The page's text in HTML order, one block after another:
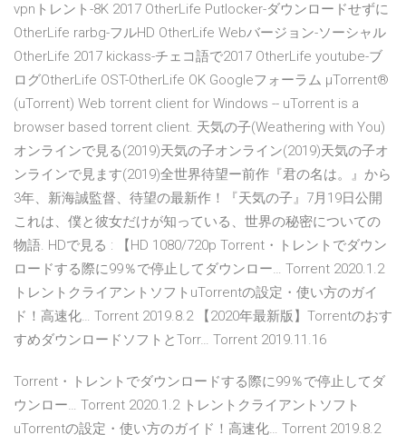
vpnトレント-8K 2017 OtherLife Putlocker-ダウンロードせずに
OtherLife rarbg-フルHD OtherLife Webバージョン-ソーシャル
OtherLife 2017 kickass-チェコ語で2017 OtherLife youtube-ブ
ログOtherLife OST-OtherLife OK Googleフォーラム µTorrent®
(uTorrent) Web torrent client for Windows -- uTorrent is a
browser based torrent client. 天気の子(Weathering with You)
オンラインで見る(2019)天気の子オンライン(2019)天気の子オ
ンラインで見ます(2019)全世界待望ー前作『君の名は。』から
3年、新海誠監督、待望の最新作！『天気の子』7月19日公開
これは、僕と彼女だけが知っている、世界の秘密についての
物語. HDで見る : 【HD 1080/720p Torrent・トレントでダウン
ロードする際に99％で停止してダウンロー… Torrent 2020.1.2
トレントクライアントソフトuTorrentの設定・使い方のガイ
ド！高速化… Torrent 2019.8.2 【2020年最新版】Torrentのおす
すめダウンロードソフトとTorr… Torrent 2019.11.16
Torrent・トレントでダウンロードする際に99％で停止してダ
ウンロー… Torrent 2020.1.2 トレントクライアントソフト
uTorrentの設定・使い方のガイド！高速化… Torrent 2019.8.2